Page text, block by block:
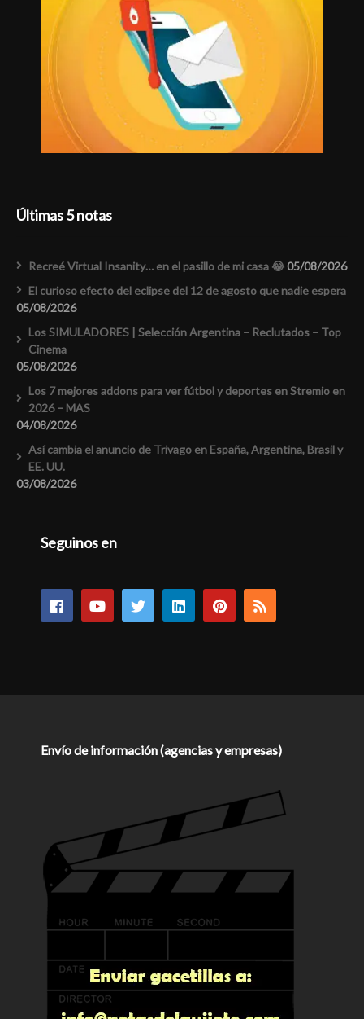
Últimas 5 notas
Recreé Virtual Insanity… en el pasillo de mi casa 😂05/08/2026
El curioso efecto del eclipse del 12 de agosto que nadie espera
05/08/2026
Los SIMULADORES | Selección Argentina – Reclutados – Top
Cinema
05/08/2026
Los 7 mejores addons para ver fútbol y deportes en Stremio en
2026 – MAS
04/08/2026
Así cambia el anuncio de Trivago en España, Argentina, Brasil y
EE. UU.
03/08/2026
Seguinos en
Envío de información (agencias y empresas)